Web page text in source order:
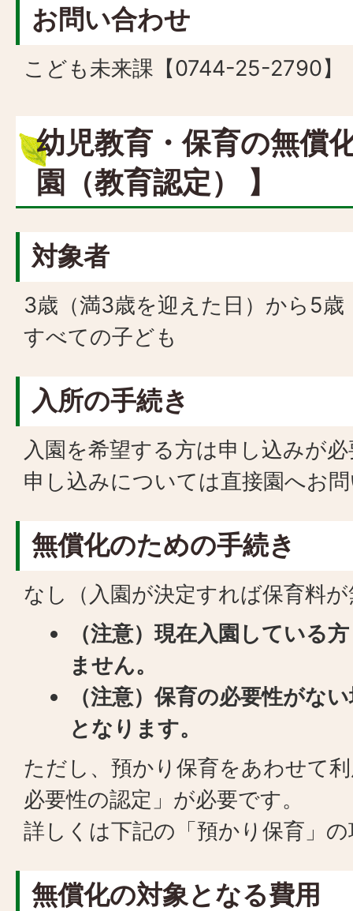
お問い合わせ
こども未来課【0744-25-2790】
幼児教育・保育の無償
園（教育認定） 】
対象者
3歳（満3歳を迎えた日）から5歳
すべての子ども
入所の手続き
入園を希望する方は申し込みが
申し込みについては直接園へお
無償化のための手続き
なし（入園が決定すれば保育料
（注意）現在入園している
ません。
（注意）保育の必要性がな
となります。
ただし、預かり保育をあわせて
必要性の認定」が必要です。
詳しくは下記の「預かり保育」
無償化の対象となる費用